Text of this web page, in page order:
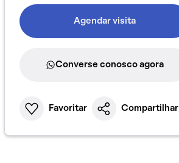
Agendar visita
Converse conosco agora
Favoritar Compartilhar